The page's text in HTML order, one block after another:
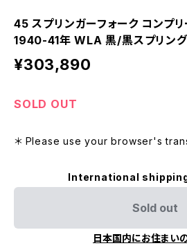
45 スプリンガーフォーク コンプ
1940-41年 WLA 黒/黒スプリング
¥303,890
SOLD OUT
＊ Please use your browser's
International
Sold out
日本国内にお住まい